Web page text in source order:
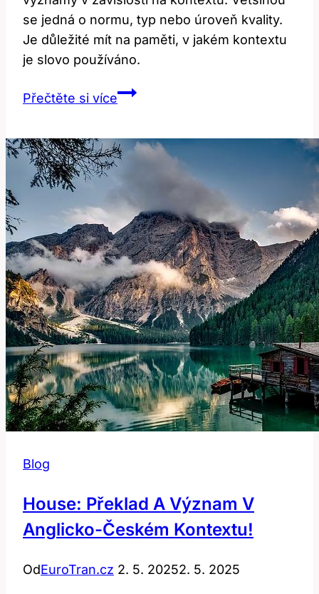
se jedná o normu, typ nebo úroveň kvality.
Je důležité mít na paměti, v jakém kontextu
je slovo používáno.
Přečtěte si víceStandard:
slovo
znamená
různých
kontextech?
Blog
House: Překlad A Význam V
Anglicko-Českém Kontextu!
OdEuroTran.cz 2. 5. 20252. 5. 2025